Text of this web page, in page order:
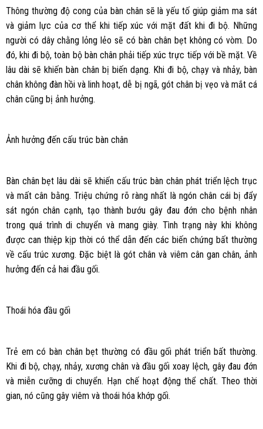
Thông thường độ cong của bàn chân sẽ là yếu tố giúp giảm ma sát
và giảm lực của cơ thể khi tiếp xúc với mặt đất khi đi bộ. Những
người có dây chằng lỏng lẻo sẽ có bàn chân bẹt không có vòm. Do
đó, khi đi bộ, toàn bộ bàn chân phải tiếp xúc trực tiếp với bề mặt. Về
lâu dài sẽ khiến bàn chân bị biến dạng. Khi đi bộ, chạy và nhảy, bàn
chân không đàn hồi và linh hoạt, dễ bị ngã, gót chân bị vẹo và mắt cá
chân cũng bị ảnh hưởng.
Ảnh hưởng đến cấu trúc bàn chân
Bàn chân bẹt lâu dài sẽ khiến cấu trúc bàn chân phát triển lệch trục
và mất cân bằng. Triệu chứng rõ ràng nhất là ngón chân cái bị đẩy
sát ngón chân cạnh, tạo thành bướu gây đau đớn cho bệnh nhân
trong quá trình di chuyển và mang giày. Tình trạng này khi không
được can thiệp kịp thời có thể dẫn đến các biến chứng bất thường
về cấu trúc xương. Đặc biệt là gót chân và viêm cân gan chân, ảnh
hưởng đến cả hai đầu gối.
Thoái hóa đầu gối
Trẻ em có bàn chân bẹt thường có đầu gối phát triển bất thường.
Khi đi bộ, chạy, nhảy, xương chân và đầu gối xoay lệch, gây đau đớn
và miễn cưỡng di chuyển. Hạn chế hoạt động thể chất. Theo thời
gian, nó cũng gây viêm và thoái hóa khớp gối.